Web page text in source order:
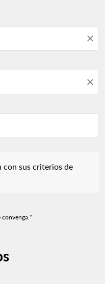
close
close
con sus criterios de
convenga.*